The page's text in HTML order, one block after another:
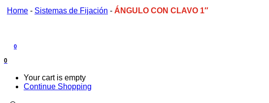
Home - Sistemas de Fijación - ÁNGULO CON CLAVO 1″
0
0
Your cart is empty
Continue Shopping